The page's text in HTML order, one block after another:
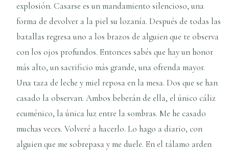
explosión. Casarse es un mandamiento silencioso, una
forma de devolver a la piel su lozaní­a. Después de todas las
batallas regresa uno a los brazos de alguien que te observa
con los ojos profundos. Entonces sabés que hay un honor
más alto, un sacrificio más grande, una ofrenda mayor.
Una taza de leche y miel reposa en la mesa. Dos que se han
casado la observan. Ambos beberán de ella, el único cáliz
ecuménico, la única luz entre la sombras. Me he casado
muchas veces. Volveré a hacerlo. Lo hago a diario, con
alguien que me sobrepasa y me duele. En el tálamo arden